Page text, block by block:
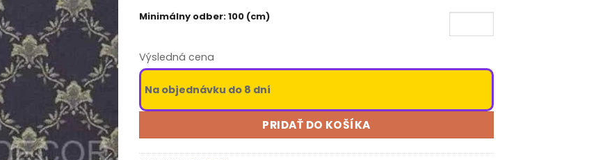
Minimálny odber: 100 (cm)
Výsledná cena
Na objednávku do 8 dní
PRIDAŤ DO KOŠÍKA